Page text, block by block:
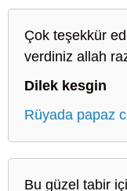
Çok teşekkür
verdiniz allah
Dilek kesgin
Rüyada papaz
Bu güzel tabir